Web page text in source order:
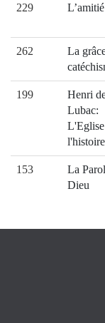
229 L’amitié
262
La
199
Henri
Lubac:
l'histoire
153
La
Dieu